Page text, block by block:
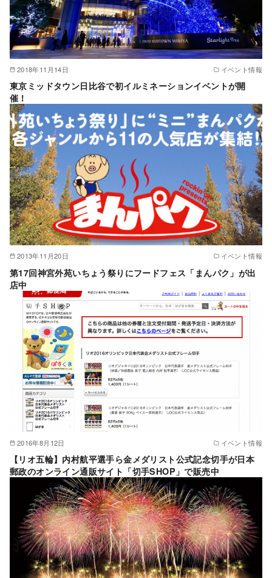
2018年11月14日 イベント情報
東京ミッドタウン日比谷で初イルミネーションイベントが開
催！
2013年11月20日 イベント情報
第17回神宮外苑いちょう祭りにフードフェス「まんパク」が出
店中
2016年8月12日 イベント情報
【リオ五輪】内村航平選手ら金メダリスト公式記念切手が日本
郵政のオンライン通販サイト「切手SHOP」で販売中